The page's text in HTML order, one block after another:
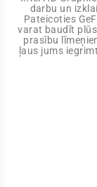
darbu un
Pateicoties
varat baudīt
prasību
ļaus jums